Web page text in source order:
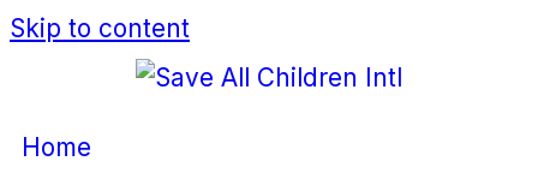
Skip to content
Home